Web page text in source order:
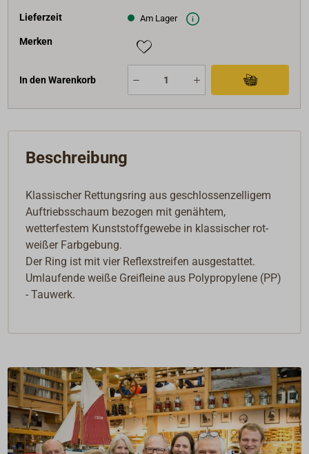
Lieferzeit Am Lager
Merken
In den Warenkorb
Beschreibung
Klassischer Rettungsring aus geschlossenzelligem
Auftriebsschaum bezogen mit genähtem,
wetterfestem Kunststoffgewebe in klassischer rot-
weißer Farbgebung.
Der Ring ist mit vier Reflexstreifen ausgestattet.
Umlaufende weiße Greifleine aus Polypropylene (PP)
- Tauwerk.